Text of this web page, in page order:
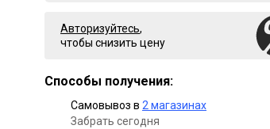
Авторизуйтесь,
чтобы снизить цену
Способы получения:
Самовывоз в 2 магазинах
Забрать сегодня